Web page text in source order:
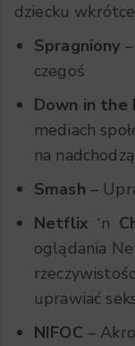
dziecku
Spragniony
czegoś
Down in the
mediach
na
Smash –
Netflix ‘n
oglądania
uprawiać
NIFOC –